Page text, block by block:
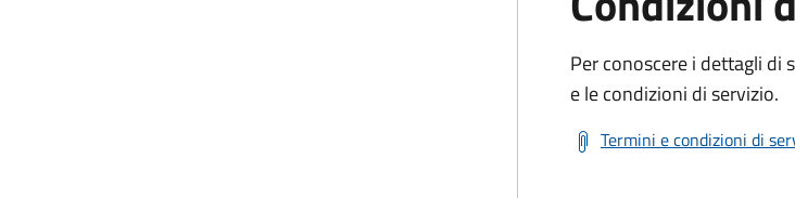
Per conoscere i dettagli di
e le condizioni di servizio.
Termini e condizioni di